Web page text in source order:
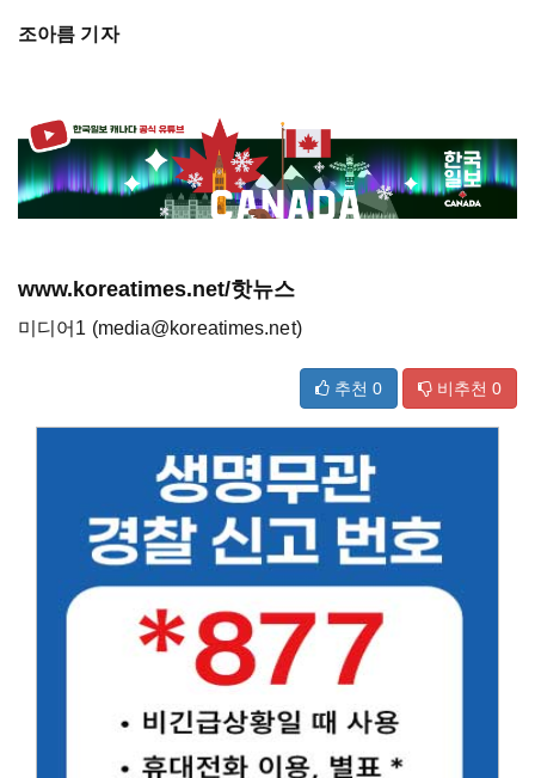
조아름 기자
www.koreatimes.net/핫뉴스
미디어1 (media@koreatimes.net)
추천 0 비추천 0